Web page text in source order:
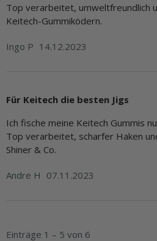
Top verarbeitet, umweltfreundlich
Keitech-Gummiködern.
Ingo P 14.12.2023
Für Keitech die besten Jigs
Ich fische meine Keitech Gummis
Top verarbeitet, scharfer Haken
Shiner & Co.
Andre H 07.11.2023
Einträge 1 – 5 von 6